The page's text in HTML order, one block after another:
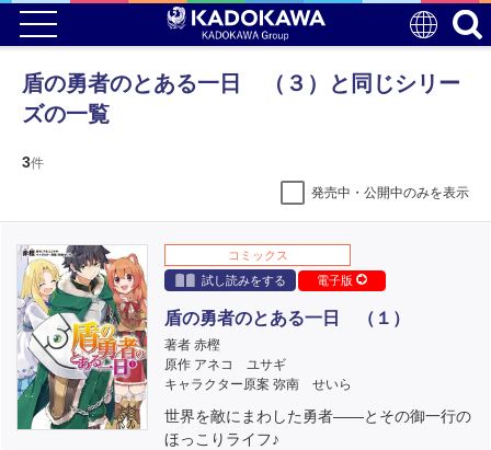
盾の勇者のとある一日 （３）と同じシリー
ズの一覧
3件
発売中・公開中のみを表示
コミックス
試し読みをする
電子版
盾の勇者のとある一日 （１）
著者 赤樫
原作 アネコ ユサギ
キャラクター原案 弥南 せいら
世界を敵にまわした勇者――とその御一行の
ほっこりライフ♪